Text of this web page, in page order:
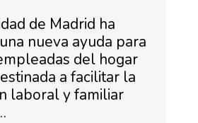
de Madrid ha
nueva ayuda para
del hogar
a facilitar la
laboral y familiar